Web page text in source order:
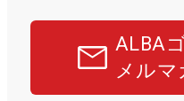
ALBA
メルマ